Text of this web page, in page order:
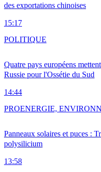
des exportations chinoises
15:17
Quatre pays européens
Russie pour l'Ossétie du Sud
14:44
POLITIQUE
Panneaux solaires et puces :
polysilicium
13:58
PROENERGIE,